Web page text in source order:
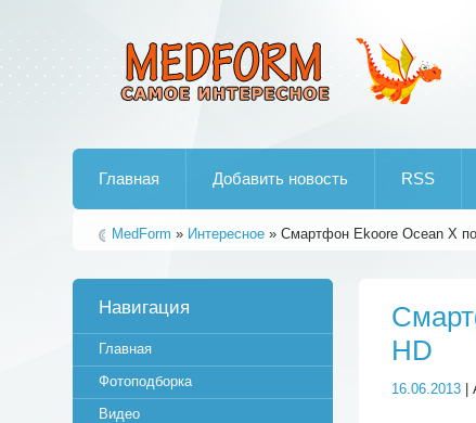
Главная Добавить новость RSS
MedForm » Интересное » Смартфон Ekoore Ocean X
HD
16.06.2013 |
Навигация
Главная
Фотоподборка
Видео